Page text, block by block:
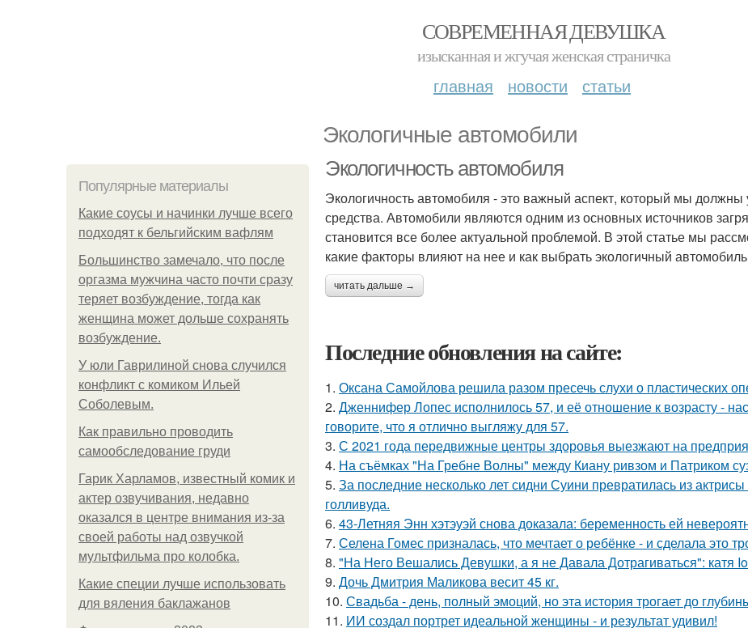
СОВРЕМЕННАЯ ДЕВУШКА
изысканная и жгучая женская страничка
главная новости статьи
Экологичные автомобили
Популярные материалы
Какие соусы и начинки лучше всего
подходят к бельгийским вафлям
Большинство замечало, что после
оргазма мужчина часто почти сразу
теряет возбуждение, тогда как
женщина может дольше сохранять
возбуждение.
У юли Гаврилиной снова случился
конфликт с комиком Ильей
Соболевым.
Как правильно проводить
самообследование груди
Гарик Харламов, известный комик и
актер озвучивания, недавно
оказался в центре внимания из-за
своей работы над озвучкой
мультфильма про колобка.
Какие специи лучше использовать
для вяления баклажанов
Экологичность автомобиля
Экологичность автомобиля - это важный аспект, который мы
средства. Автомобили являются одним из основных источников
становится все более актуальной проблемой. В этой статье мы
какие факторы влияют на нее и как выбрать экологичный
читать дальше →
Последние обновления на сайте:
1. Оксана Самойлова решила разом пресечь слухи о пластических
2. Дженнифер Лопес исполнилось 57, и её отношение к возрасту -
говорите, что я отлично выгляжу для 57.
3. С 2021 года передвижные центры здоровья выезжают на
4. На съёмках "На Гребне Волны" между Киану ривзом и Патриком
5. За последние несколько лет сидни Суини превратилась из
голливуда.
6. 43-Летняя Энн хэтэуэй снова доказала: беременность ей
7. Селена Гомес призналась, что мечтает о ребёнке - и сделала это
8. "На Него Вешались Девушки, а я не Давала Дотрагиваться": катя
9. Дочь Дмитрия Маликова весит 45 кг.
10. Свадьба - день, полный эмоций, но эта история трогает до
11. ИИ создал портрет идеальной женщины - и результат удивил!